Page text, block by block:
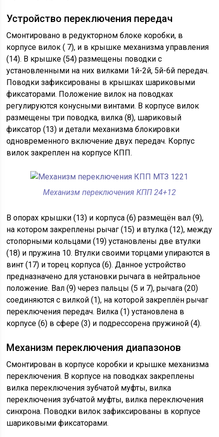
Устройство переключения передач
Cмонтировано в редукторном блоке коробки, в
корпусе вилок ( 7), и в крышке механизма управления
(14). В крышке (54) размещены поводки с
установленными на них вилками 1й-2й, 5й-6й передач.
Поводки зафиксированы в крышках шариковыми
фиксаторами. Положение вилок на поводках
регулируются конусными винтами. В корпусе вилок
размещены три поводка, вилка (8), шариковый
фиксатор (13) и детали механизма блокировки
одновременного включение двух передач. Корпус
вилок закреплен на корпусе КПП.
Механизм переключения КПП 24+12
В опорах крышки (13) и корпуса (6) размещён вал (9),
на котором закреплены рычаг (15) и втулка (12), между
стопорными кольцами (19) установлены две втулки
(18) и пружина 10. Втулки своими торцами упираются в
винт (17) и торец корпуса (6). Данное устройство
предназначено для установки рычага в нейтральное
положение. Вал (9) через пальцы (5 и 7), рычага (20)
соединяются с вилкой (1), на которой закреплён рычаг
переключения передач. Вилка (1) установлена в
корпусе (6) в сфере (3) и подрессорена пружиной (4).
Механизм переключения диапазонов
Cмонтирован в корпусе коробки и крышке механизма
переключения. В корпусе на поводках закреплены
вилка переключения зубчатой муфты, вилка
переключения зубчатой муфты, вилка переключения
синхрона. Поводки вилок зафиксированы в корпусе
шариковыми фиксаторами.